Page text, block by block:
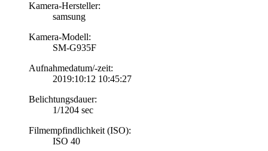
Kamera-Hersteller:
samsung
Kamera-Modell:
SM-G935F
Aufnahmedatum/-zeit:
2019:10:12 10:45:27
Belichtungsdauer:
1/1204 sec
Filmempfindlichkeit (ISO):
ISO 40